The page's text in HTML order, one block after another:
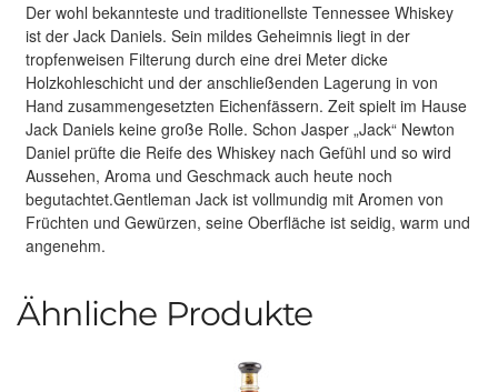
Der wohl bekannteste und traditionellste Tennessee Whiskey
ist der Jack Daniels. Sein mildes Geheimnis liegt in der
tropfenweisen Filterung durch eine drei Meter dicke
Holzkohleschicht und der anschließenden Lagerung in von
Hand zusammengesetzten Eichenfässern. Zeit spielt im Hause
Jack Daniels keine große Rolle. Schon Jasper „Jack“ Newton
Daniel prüfte die Reife des Whiskey nach Gefühl und so wird
Aussehen, Aroma und Geschmack auch heute noch
begutachtet.Gentleman Jack ist vollmundig mit Aromen von
Früchten und Gewürzen, seine Oberfläche ist seidig, warm und
angenehm.
Ähnliche Produkte